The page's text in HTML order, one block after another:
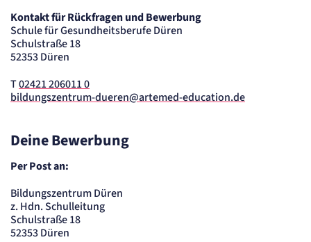
Kontakt für Rückfragen und Bewerbung
Schule für Gesundheitsberufe Düren
Schulstraße 18
52353 Düren
T02421 206011 0
bildungszentrum-dueren@artemed-education.de
Deine Bewerbung
Per Post an:
Bildungszentrum Düren
z. Hdn. Schulleitung
Schulstraße 18
52353 Düren
Cookie Laufzeit:
480 Tage
etracker Analytics
isSdEnabled
Anbieter:
Erkennung, ob bei dem Besucher die Scrolltiefe gemessen wird.
24 Std.